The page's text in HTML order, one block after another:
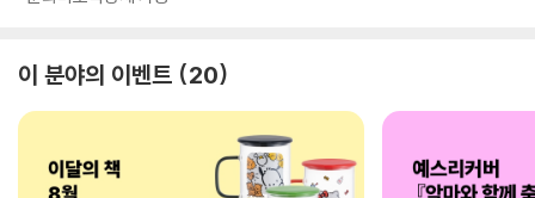
이 분야의 이벤트 20